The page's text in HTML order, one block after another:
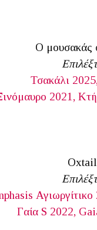
Ο μουσακάς
Τσακάλι
2021,
Oxtail
Γαία S 2022,